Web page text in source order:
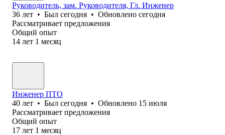
Руководитель, зам. Руководителя, Гл. Инженер
36 лет • Был сегодня • Обновлено сегодня
Рассматривает предложения
Общий опыт
14 лет 1 месяц
Инженер ПТО
40 лет • Был сегодня • Обновлено 15 июля
Рассматривает предложения
Общий опыт
17 лет 1 месяц